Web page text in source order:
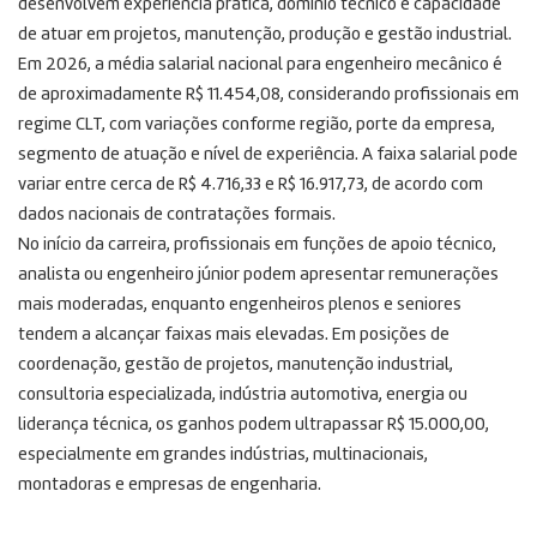
desenvolvem experiência prática, domínio técnico e capacidade
de atuar em projetos, manutenção, produção e gestão industrial.
Em 2026, a média salarial nacional para engenheiro mecânico é
de aproximadamente R$ 11.454,08, considerando profissionais em
regime CLT, com variações conforme região, porte da empresa,
segmento de atuação e nível de experiência. A faixa salarial pode
variar entre cerca de R$ 4.716,33 e R$ 16.917,73, de acordo com
dados nacionais de contratações formais.
No início da carreira, profissionais em funções de apoio técnico,
analista ou engenheiro júnior podem apresentar remunerações
mais moderadas, enquanto engenheiros plenos e seniores
tendem a alcançar faixas mais elevadas. Em posições de
coordenação, gestão de projetos, manutenção industrial,
consultoria especializada, indústria automotiva, energia ou
liderança técnica, os ganhos podem ultrapassar R$ 15.000,00,
especialmente em grandes indústrias, multinacionais,
montadoras e empresas de engenharia.